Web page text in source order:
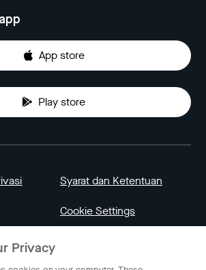
App store
Play store
Syarat dan Ketentuan
Cookie Settings
Privacy